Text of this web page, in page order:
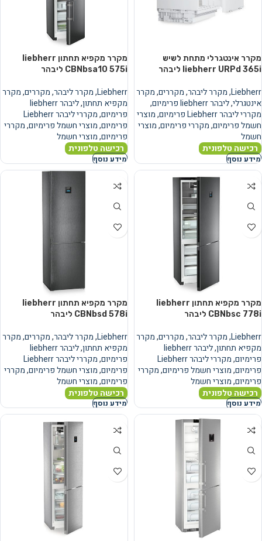
מקרר אינטגרלי מתחת לשיש
liebherr URPd 365i ליבהר
Liebherr
,מקרר ליבהר,מקררים,מקרר
אינטגרלי,ליבהר liebherr פרימיום
,
מקררי ליבהר Liebherr פרימיום
,מוצרי
חשמל פרימיום,מקררי פרימיום,מוצרי
חשמל
רכישה טלפונית
מידע נוסף
מקרר מקפיא תחתון liebherr
CBNbsa10 575i ליבהר
Liebherr
,מקרר ליבהר,מקררים,מקרר
מקפיא תחתון,
ליבהר liebherr
פרימיום,
מקררי ליבהר Liebherr
פרימיום,מוצרי חשמל פרימיום,מקררי
פרימיום,מוצרי חשמל
רכישה טלפונית
מידע נוסף
מקרר מקפיא תחתון liebherr
CBNbsc 778i ליבהר
Liebherr
,מקרר ליבהר,מקררים,מקרר
מקפיא תחתון,
ליבהר liebherr
פרימיום,
מקררי ליבהר Liebherr
פרימיום,מוצרי חשמל פרימיום,מקררי
פרימיום,מוצרי חשמל
רכישה טלפונית
מידע נוסף
מקרר מקפיא תחתון liebherr
CBNbsd 578i ליבהר
Liebherr
,מקרר ליבהר,מקררים,מקרר
מקפיא תחתון,
ליבהר liebherr
פרימיום,
מקררי ליבהר Liebherr
פרימיום,מוצרי חשמל פרימיום,מקררי
פרימיום,מוצרי חשמל
רכישה טלפונית
מידע נוסף